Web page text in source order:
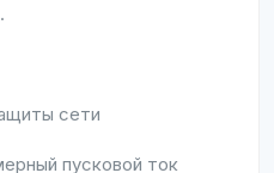
сети
пусковой ток